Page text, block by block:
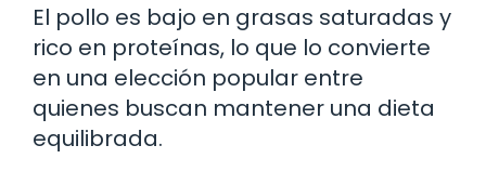
El pollo es bajo en grasas saturadas y
rico en proteínas, lo que lo convierte
en una elección popular entre
quienes buscan mantener una dieta
equilibrada.